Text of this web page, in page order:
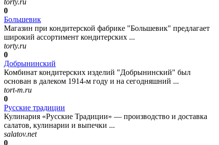
0
Большевик
Магазин при кондитерской фабрике "Большевик" предлагает
широкий ассортимент кондитерских ...
torty.ru
0
Добрынинский
Комбинат кондитерских изделий "Добрынинский" был
основан в далеком 1914-м году и на сегодняшний ...
tort-m.ru
0
Русские традиции
Кулинария «Русские Традиции» — производство и доставка
салатов, кулинарии и выпечки ...
salatov.net
0